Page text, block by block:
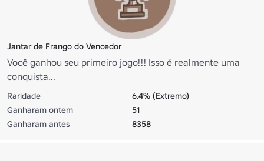
Jantar de Frango do Vencedor
Você ganhou seu primeiro jogo!!! Isso é realmente uma
conquista...
Raridade
6.4% (Extremo)
Ganharam ontem
51
Ganharam antes
8358